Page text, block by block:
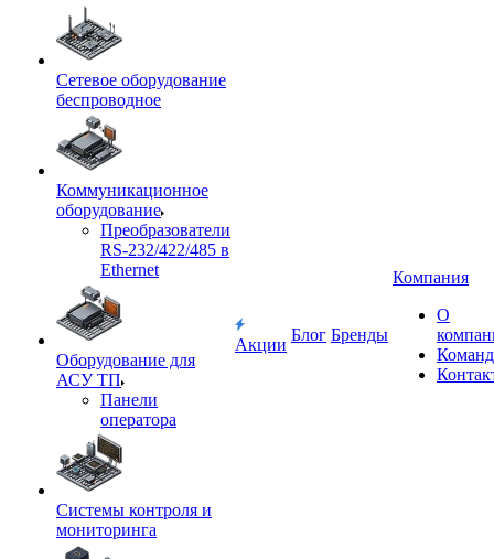
Сетевое оборудование
беспроводное
Коммуникационное
оборудование
Преобразователи
RS-232/422/485 в
Ethernet
Оборудование для
АСУ ТП
Панели
оператора
Системы контроля и
мониторинга
Акции
Блог Бренды
Компания
О